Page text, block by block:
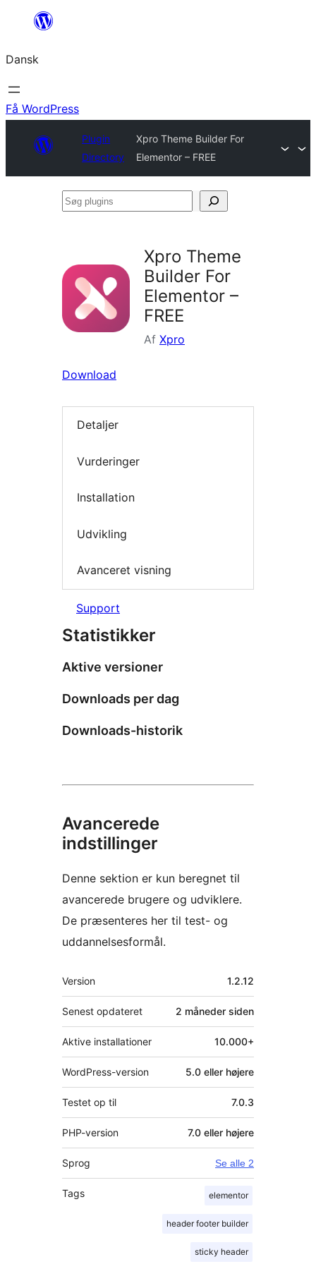
Spring
indhold
Dansk
Få WordPress
Plugin
Directory
Xpro Theme Builder For
Elementor – FREE
Søg
Xpro Theme
Builder For
Elementor –
FREE
Af Xpro
Download
Detaljer
Vurderinger
Installation
Udvikling
Avanceret visning
Support
Statistikker
Aktive versioner
Downloads per dag
Downloads-historik
Avancerede
indstillinger
Denne sektion er kun beregnet til
avancerede brugere og udviklere.
De præsenteres her til test- og
uddannelsesformål.
Meta
Version 1.2.12
Senest opdateret 2 måneder siden
Aktive installationer 10.000+
WordPress-version 5.0 eller højere
Testet op til 7.0.3
PHP-version 7.0 eller højere
Sprog Se alle 2
Tags elementor
header footer builder
sticky header